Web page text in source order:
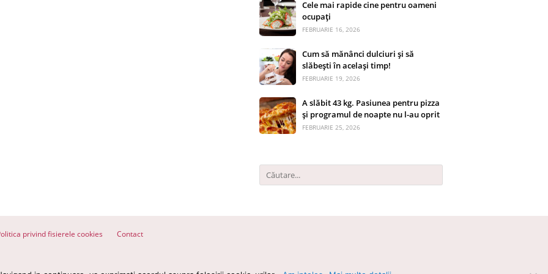
Cele mai rapide cine pentru oameni
ocupați
FEBRUARIE 16, 2026
Cum să mănânci dulciuri și să
slăbești în același timp!
FEBRUARIE 19, 2026
A slăbit 43 kg. Pasiunea pentru pizza
și programul de noapte nu l-au oprit
FEBRUARIE 25, 2026
privind fisierele cookies Contact